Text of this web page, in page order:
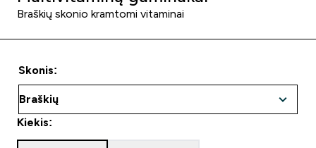
Braškių skonio kramtomi vitaminai
Skonis:
Kiekis: